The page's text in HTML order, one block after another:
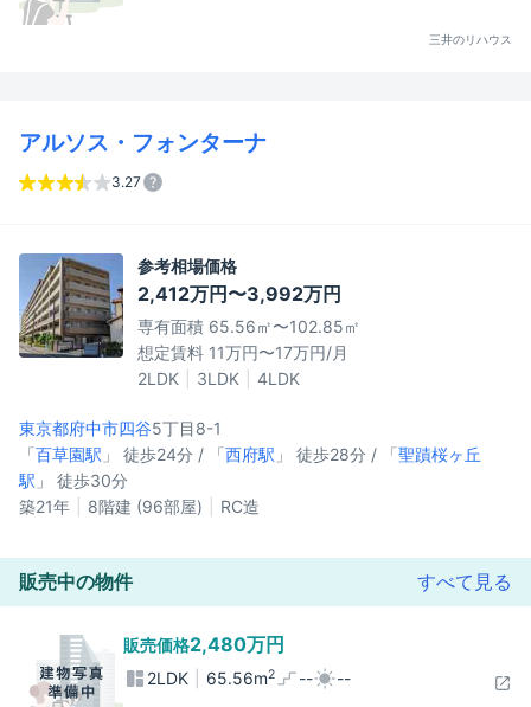
三井のリハウス
アルソス・フォンターナ
3.27
参考相場価格
2,412万円〜3,992万円
専有面積 65.56㎡〜102.85㎡
想定賃料 11万円〜17万円/月
2LDK
3LDK 4LDK
東京都府中市四谷5丁目8-1
「百草園駅 」 徒歩24分 / 「西府駅 」 徒歩28分 / 「聖蹟桜ヶ丘
駅 」 徒歩30分
築21年
8階建 (96部屋) RC造
販売中の物件 すべて見る
販売価格2,480万円
2LDK 65.56m2 -- --